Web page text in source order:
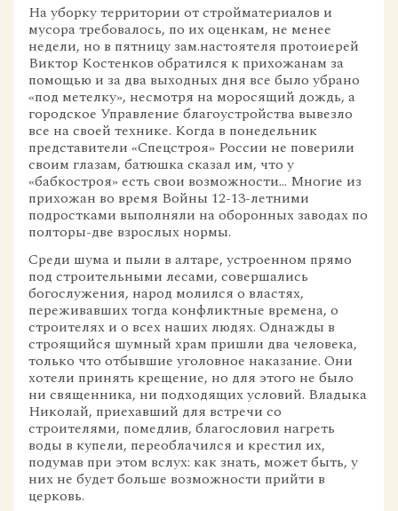
На уборку территории от стройматериалов и
мусора требовалось, по их оценкам, не менее
недели, но в пятницу зам.настоятеля протоиерей
Виктор Костенков обратился к прихожанам за
помощью и за два выходных дня все было убрано
«под метелку», несмотря на моросящий дождь, а
городское Управление благоустройства вывезло
все на своей технике. Когда в понедельник
представители «Спецстроя» России не поверили
своим глазам, батюшка сказал им, что у
«бабкостроя» есть свои возможности… Многие из
прихожан во время Войны 12-13-летними
подростками выполняли на оборонных заводах по
полторы-две взрослых нормы.
Среди шума и пыли в алтаре, устроенном прямо
под строительными лесами, совершались
богослужения, народ молился о властях,
переживавших тогда конфликтные времена, о
строителях и о всех наших людях. Однажды в
строящийся шумный храм пришли два человека,
только что отбывшие уголовное наказание. Они
хотели принять крещение, но для этого не было
ни священника, ни подходящих условий. Владыка
Николай, приехавший для встречи со
строителями, помедлив, благословил нагреть
воды в купели, переоблачился и крестил их,
подумав при этом вслух: как знать, может быть, у
них не будет больше возможности прийти в
церковь.